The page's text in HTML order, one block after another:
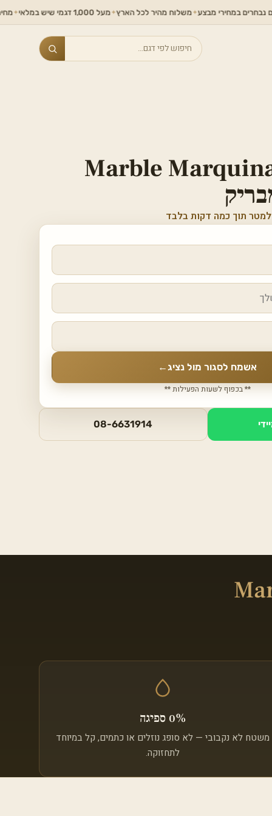
במחירי מבצע✦משלוח מהיר לכל הארץ✦מעל 1,000 דגמי שיש במלאי ✦ מחירים ללא
Search
Marble
תוך כמה דקות בלבד
אשמח לסגור מול נציג←
** בכפוף לשעות הפעילות **
08-6631914
0% ספיגה
משטח לא נקבובי — לא סופג נוזלים או כתמים, קל במיוחד
לתחזוקה.